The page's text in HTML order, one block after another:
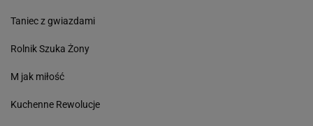
Taniec z gwiazdami
Rolnik Szuka Żony
M jak miłość
Kuchenne Rewolucje